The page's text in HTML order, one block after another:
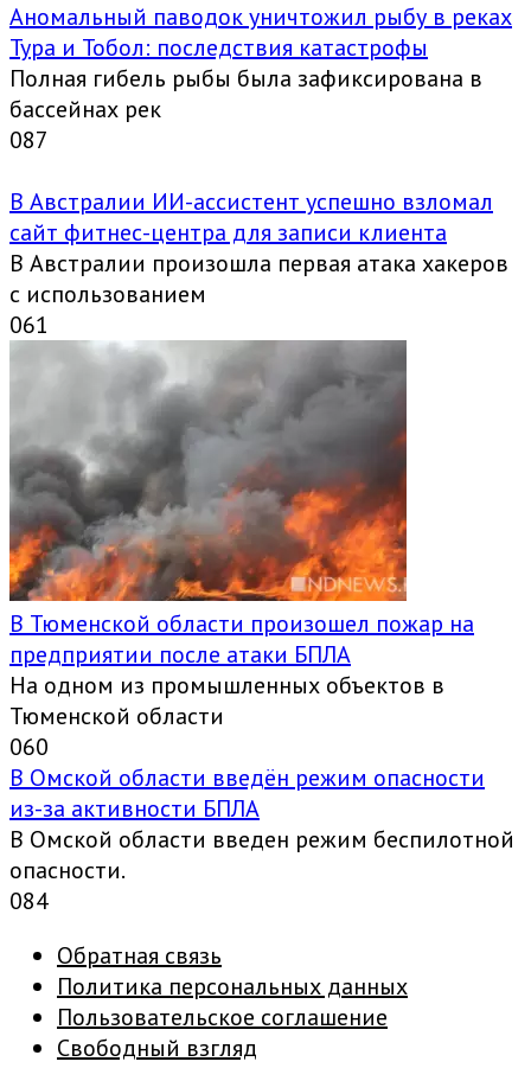
Аномальный паводок уничтожил рыбу в реках
Тура и Тобол: последствия катастрофы
Полная гибель рыбы была зафиксирована в
бассейнах рек
087
В Австралии ИИ-ассистент успешно взломал
сайт фитнес-центра для записи клиента
В Австралии произошла первая атака хакеров
с использованием
061
В Тюменской области произошел пожар на
предприятии после атаки БПЛА
На одном из промышленных объектов в
Тюменской области
060
В Омской области введён режим опасности
из-за активности БПЛА
В Омской области введен режим беспилотной
опасности.
084
Обратная связь
Политика персональных данных
Пользовательское соглашение
Свободный взгляд